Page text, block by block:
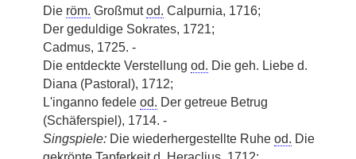
Die röm. Großmutod. Calpurnia, 1716;
Der geduldige Sokrates, 1721;
Cadmus, 1725. -
Die entdeckte Verstellung od. Die geh. Liebe d.
Diana (Pastoral), 1712;
L'inganno fedele od. Der getreue Betrug
(Schäferspiel), 1714. -
Singspiele: Die wiederhergestellte Ruhe od. Die